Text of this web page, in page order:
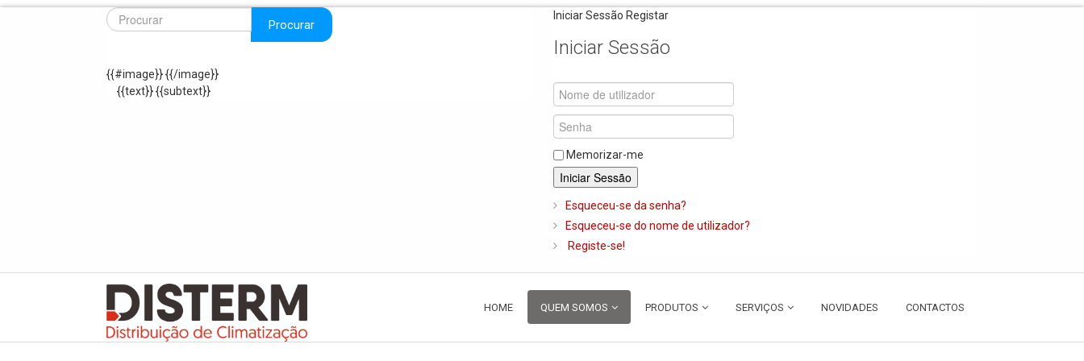
Procurar
{{#image}}{{/image}}
{{text}} {{subtext}}
Iniciar Sessão Registar
Iniciar Sessão
Memorizar-me
Iniciar Sessão
Esqueceu-se da senha?
Esqueceu-se do nome de utilizador?
Registe-se!
HOME QUEM SOMOS PRODUTOS SERVIÇOS NOVIDADES CONTACTOS